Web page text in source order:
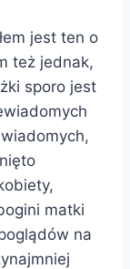
jest ten o
też jednak,
sporo jest
matki
na